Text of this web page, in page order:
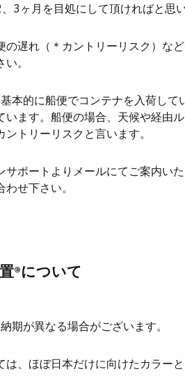
3ヶ月を目処にして頂ければと思い
の遅れ（＊カントリーリスク）な
。
本的に船便でコンテナを入荷し
ます。船便の場合、天候や経由
トリーリスクと言います。
サポートよりメールにてご案内い
せ下さい。
®︎について
期が異なる場合がございます。
、ほぼ日本だけに向けたカラー